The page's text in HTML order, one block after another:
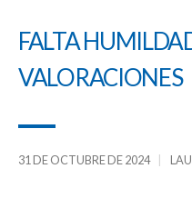
FALTA
VALORACIONES
31 DE OCTUBRE DE 2024